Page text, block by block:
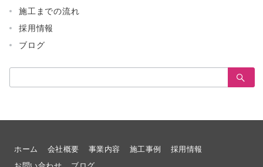
施工までの流れ
採用情報
ブログ
索：
ホーム 会社概要 事業内容 施工事例
採用情報